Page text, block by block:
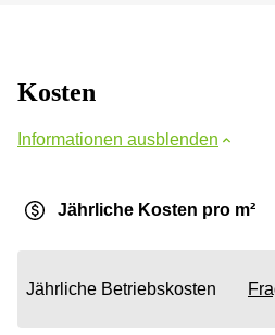
Kosten
Informationen ausblenden
Jährliche Kosten pro m²
Jährliche Betriebskosten